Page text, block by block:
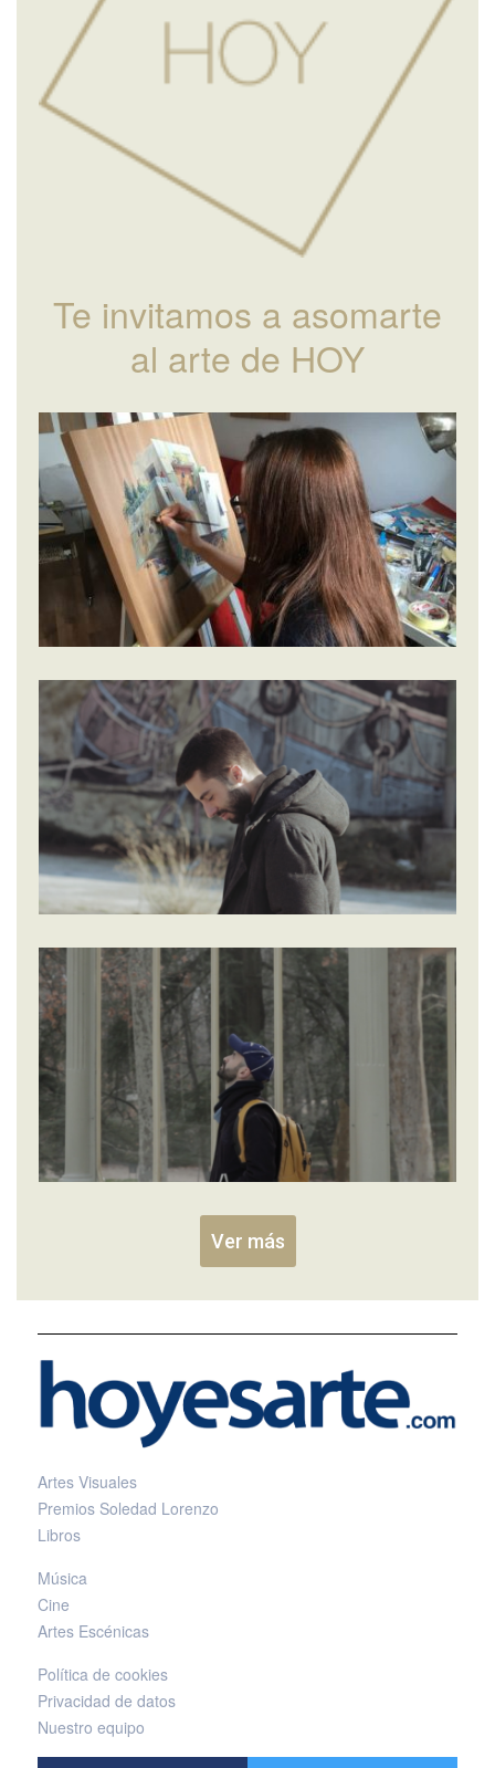
Te invitamos a asomarte
al arte de HOY
Ver más
Artes Visuales
Premios Soledad Lorenzo
Libros
Música
Cine
Artes Escénicas
Política de cookies
Privacidad de datos
Nuestro equipo